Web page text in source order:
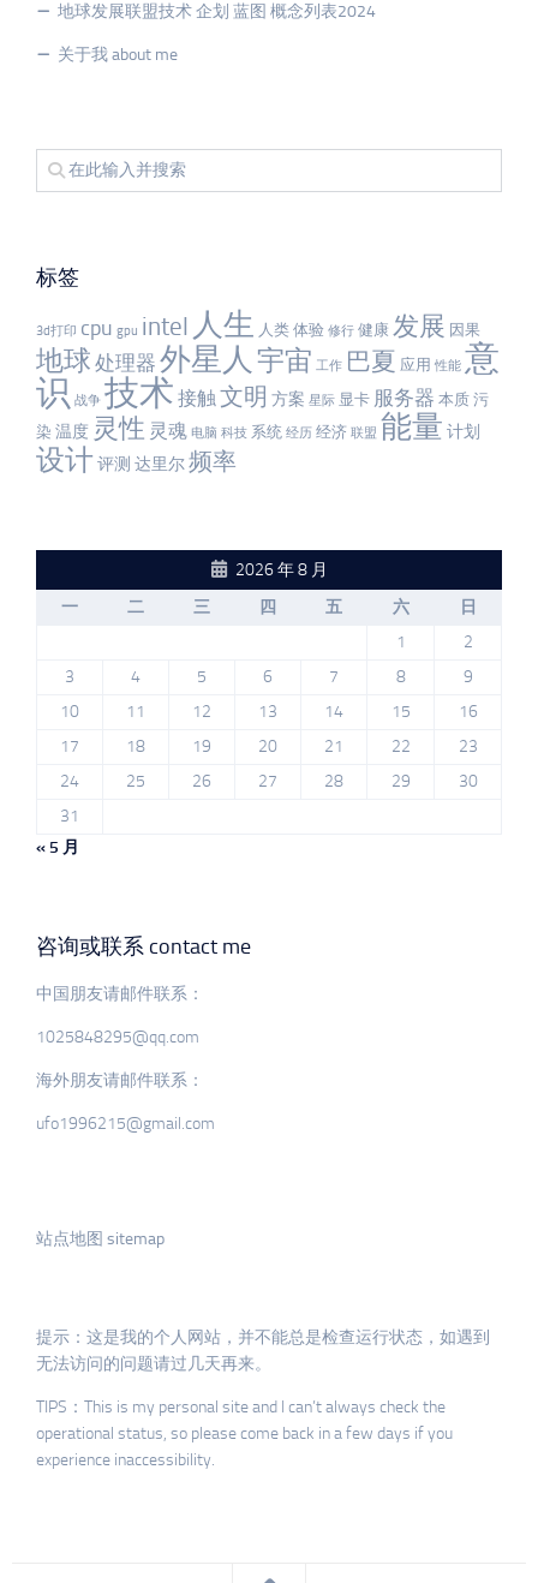
地球发展联盟技术 企划 蓝图 概念列表2024
关于我 about me
标签
3d打印 cpu gpu intel 人生 人类 体验 修行 健康 发展 因果
地球 处理器 外星人 宇宙 工作 巴夏 应用 性能 意
识 战争 技术 接触文明 方案 星际 显卡 服务器 本质 污
染 温度 灵性 灵魂 电脑 科技 系统 经历 经济 联盟 能量 计划
设计评测 达里尔频率
2026 年 8 月
一
二 三 四 五 六
日
1
2
3
4 5 6 7 8
9
10
11 12 13 14 15
16
17
18 19 20 21 22
23
24
25 26 27 28 29
30
31
« 5 月
咨询或联系 contact me
中国朋友请邮件联系：
1025848295@qq.com
海外朋友请邮件联系：
ufo1996215@gmail.com
站点地图 sitemap
提示：这是我的个人网站，并不能总是检查运行状态，如遇到
无法访问的问题请过几天再来。
TIPS：This is my personal site and I can’t always check the
operational status, so please come back in a few days if you
experience inaccessibility.